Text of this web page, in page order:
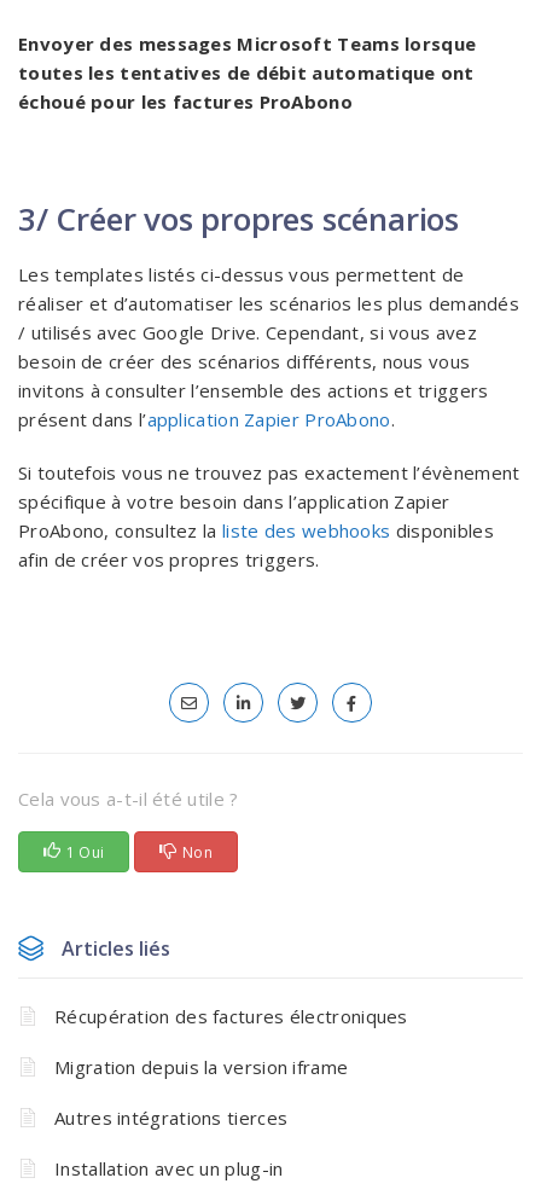
Envoyer des messages Microsoft Teams lorsque
toutes les tentatives de débit automatique ont
échoué pour les factures ProAbono
3/ Créer vos propres scénarios
Les templates listés ci-dessus vous permettent de
réaliser et d’automatiser les scénarios les plus demandés
/ utilisés avec Google Drive. Cependant, si vous avez
besoin de créer des scénarios différents, nous vous
invitons à consulter l’ensemble des actions et triggers
présent dans l’application Zapier ProAbono.
Si toutefois vous ne trouvez pas exactement l’évènement
spécifique à votre besoin dans l’application Zapier
ProAbono, consultez la liste des webhooks disponibles
afin de créer vos propres triggers.
Cela vous a-t-il été utile ?
1 Oui Non
Articles liés
Récupération des factures électroniques
Migration depuis la version iframe
Autres intégrations tierces
Installation avec un plug-in